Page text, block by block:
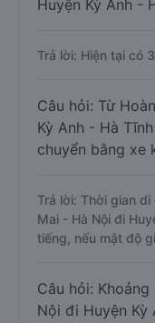
Huyện Kỳ Anh -
Trả lời: Hiện tại có
Câu hỏi: Từ
Kỳ Anh - Hà
chuyển bằng xe
Trả lời: Thời gian
Mai - Hà Nội đi
tiếng, nếu mật độ
Câu hỏi:
Nội đi Huyện Kỳ